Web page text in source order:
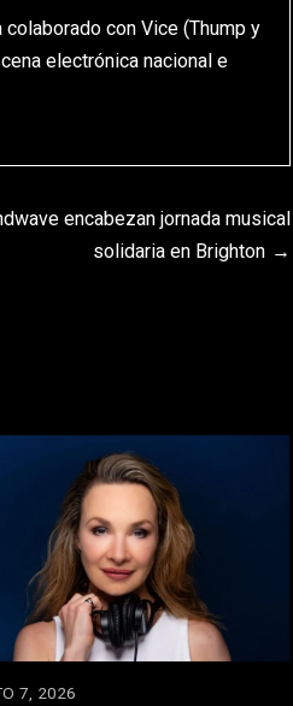
con Vice (Thump y
electrónica nacional e
encabezan jornada musical
solidaria en Brighton
7, 2026